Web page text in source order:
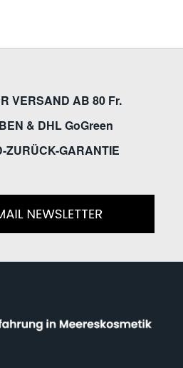
VERSAND AB 80 Fr.
& DHL GoGreen
ZURÜCK-GARANTIE